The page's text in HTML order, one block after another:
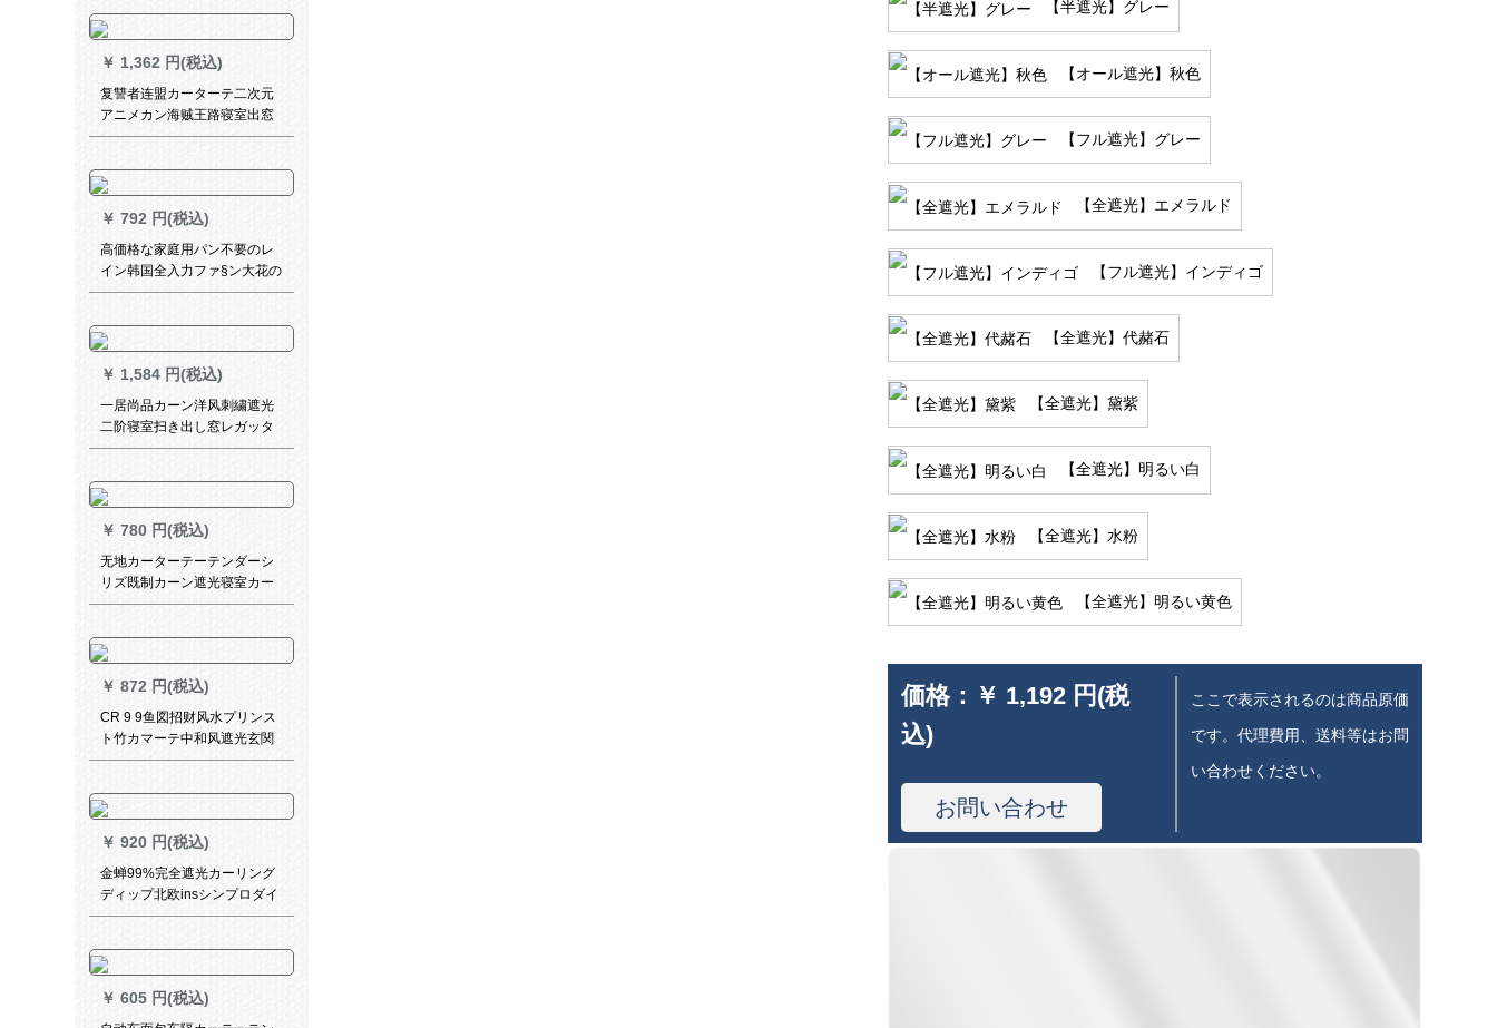
システムシステムシステムX-
02タバコ灰色オーダ打孔1メ
トル専门撮影
￥ 1,362 円(税込)
复讐者连盟カーターテ二次元
アニメカン海贼王路寝室出窓
扫きの窓カーターテーン来図
2.0メトル*高さ2.7メトルトル
￥ 792 円(税込)
高価格な家庭用パン不要のレ
イン韩国全入力ファ§ン大花の
レイン家装カーン式リファイ
ードテートシステムシステム
出窓リヴィティ寝室レストラ
ン书斎アウトラインラインラ
インラインGPJ 108 B--金の価
格は1平方メトル単位です。
￥ 1,584 円(税込)
一居尚品カーン洋风刺繍遮光
二阶寝室扫き出し窓レガッタ
新商品既制カーン糸一体青幅
ク配纱
￥ 780 円(税込)
无地カーターテーテンダーシ
リズ既制カーン遮光寝室カー
ターテーター绿色1.5メート幅
￥ 872 円(税込)
CR 9 9鱼図招财风水プリンス
ト竹カマーテ中和风遮光玄関
背景断热茶楼9鱼図-1 MK-ZL
￥ 920 円(税込)
金蝉99%完全遮光カーリング
ディップ北欧insシンプロダイ
リングディップは何メトル必
￥ 605 円(税込)
【半遮光】グレー
【オール遮光】秋色
【フル遮光】グレー
【全遮光】エメラルド
【フル遮光】インディゴ
【全遮光】代赭石
【全遮光】黛紫
【全遮光】明るい白
【全遮光】水粉
【全遮光】明るい黄色
価格： ￥ 1,192 円(税
込)
お問い合わせ
ここで表示されるのは商品原価
です。代理費用、送料等はお問
い合わせください。